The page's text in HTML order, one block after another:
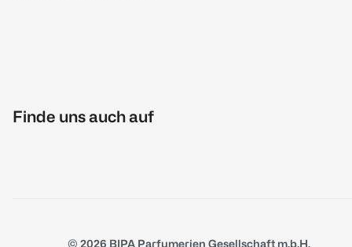
Finde uns auch auf
© 2026 BIPA Parfumerien Gesellschaft m.b.H.